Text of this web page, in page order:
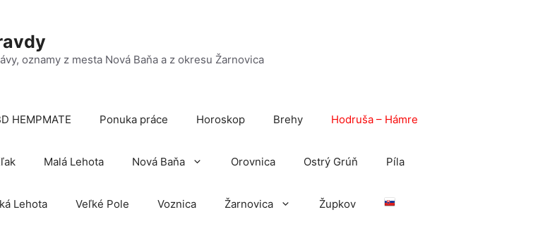
oznamy z mesta Nová Baňa a z okresu Žarnovica
HEMPMATE Ponuka práce Horoskop Brehy Hodruša – Hámre
Malá Lehota Nová Baňa Orovnica Ostrý Grúň Píla
Lehota Veľké Pole Voznica Žarnovica Župkov